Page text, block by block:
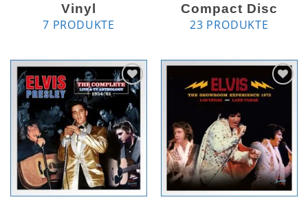
Vinyl
7 PRODUKTE
Compact Disc
23 PRODUKTE
Zur
Wunschliste
hinzufügen
Zur
Wunschliste